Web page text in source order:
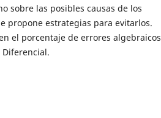
sobre las posibles causas de los
propone estrategias para evitarlos.
el porcentaje de errores algebraicos